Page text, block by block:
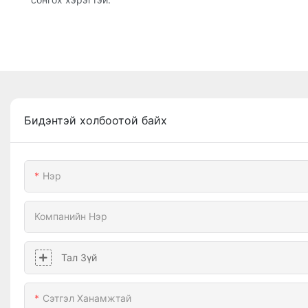
Бидэнтэй холбоотой байх
Нэр
Компанийн Нэр
Тал Зүй
Сэтгэл Ханамжтай